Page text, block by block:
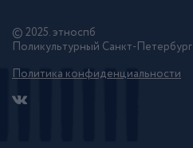
© 2025. этноспб
Поликультурный Санкт-Петербург
Политика конфиденциальности